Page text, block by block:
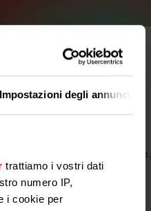
Impostazioni degli annunci
trattiamo i vostri dati
numero IP,
i cookie per
to advise
operating cost invoicing:
for billing your real estate.
without obligation! We will
and tailored to you.